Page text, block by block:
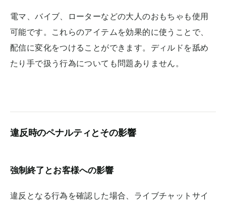
電マ、バイブ、ローターなどの大人のおもちゃも使用
可能です。これらのアイテムを効果的に使うことで、
配信に変化をつけることができます。ディルドを舐め
たり手で扱う行為についても問題ありません。
違反時のペナルティとその影響
強制終了とお客様への影響
違反となる行為を確認した場合、ライブチャットサイ